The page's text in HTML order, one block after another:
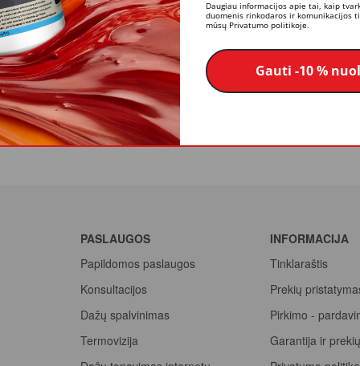
Optimalus sugeriamumas ir tolygus dažų išsiskyrimas
sluoksnį ir vienodą dažymo efektą. Volelis yra ypač atsparus
Dėl to bus pašalintos visos gamybos metu susidariusios
PASLAUGOS
Papildomos paslaugos
Konsultacijos
Dažų spalvinimas
Termovizija
INFORMACIJA
Tinklaraštis
Prekių
Pirkimo -
Garantija ir
Daugiau informacijos apie tai, kaip
duomenis rinkodaros ir komunikacijos
mūsų Privatumo politikoje.
Gauti -10 %